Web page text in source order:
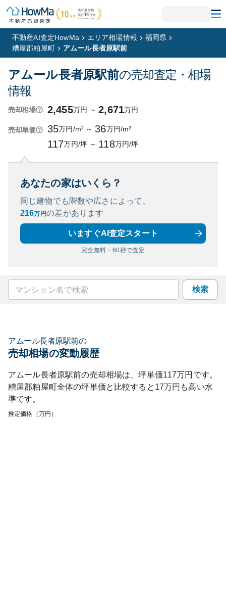
不動産AI査定HowMa エリア相場情報
福岡県
糟屋郡粕屋町
アムール長者原駅前
アムール長者原駅前の売却査定・相場
情報
売却相場 2,455万円 ～ 2,671万円
売却単価 35万円/m² ～ 36万円/m²
117万円/坪 ～ 118万円/坪
あなたの家はいくら？
同じ建物でも階数や広さによって、
216万円の差があります
いますぐAI査定スタート
完全無料・60秒で査定
検索
アムール長者原駅前の
売却相場の変動履歴
アムール長者原駅前の売却相場は、坪単価117万円です。
糟屋郡粕屋町全体の坪単価と比較すると 17万円も高い水
準です。
推定価格（万円）